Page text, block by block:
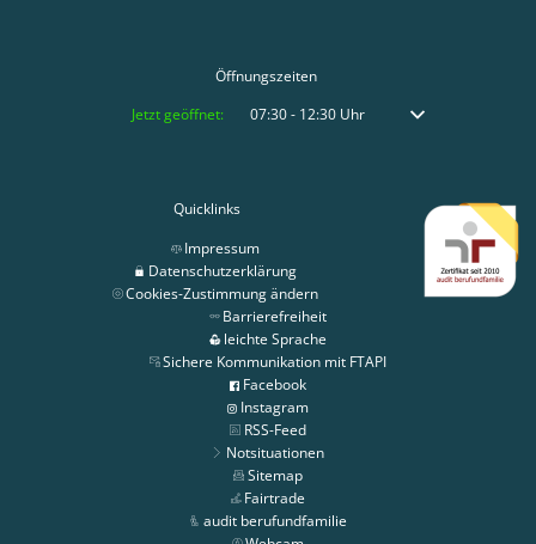
Öffnungszeiten
Klicken, um weitere Öffnungs- oder Schließzeiten auszublenden
Jetzt geöffnet: 07:30- 12:30Uhr Von 07:30 bis 12:30
Quicklinks
Impressum
Datenschutzerklärung
Cookies-Zustimmung ändern
Barrierefreiheit
leichte Sprache
Sichere Kommunikation mit FTAPI
Facebook
Instagram
RSS-Feed
Notsituationen
Sitemap
Fairtrade
audit berufundfamilie